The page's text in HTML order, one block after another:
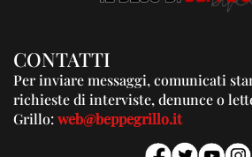
CONTATTI
Per inviare messaggi, comunicati
richieste di interviste, denunce o
Grillo:web@beppegrillo.it